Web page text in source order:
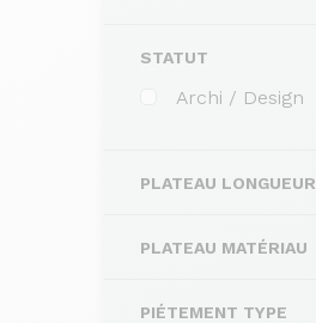
STATUT
Archi / Design
PLATEAU LONGUEUR
PLATEAU MATÉRIAU
PIÉTEMENT TYPE